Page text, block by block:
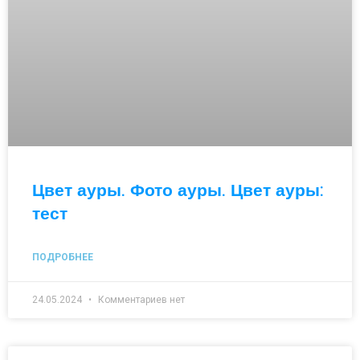
Цвет ауры. Фото ауры. Цвет ауры:
тест
ПОДРОБНЕЕ
24.05.2024 Комментариев нет